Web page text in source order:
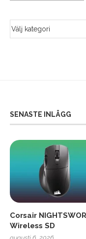
SENASTE INLÄGG
Corsair
Wireless SD